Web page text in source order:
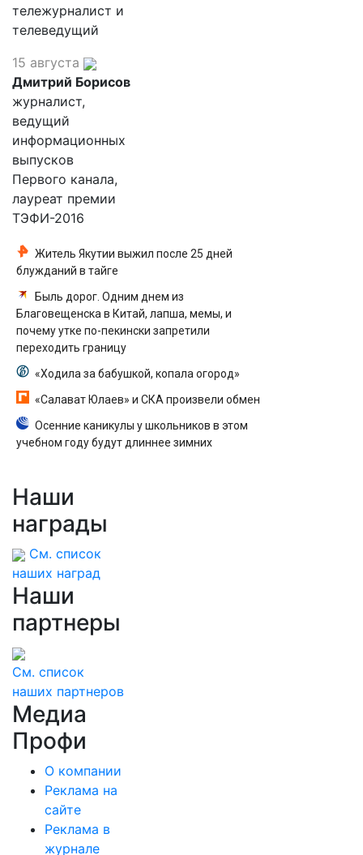
тележурналист и
телеведущий
15 августа
Дмитрий Борисов
журналист,
ведущий
информационных
выпусков
Первого канала,
лауреат премии
ТЭФИ-2016
Житель Якутии выжил после 25 дней
блужданий в тайге
Быль дорог. Одним днем из
Благовещенска в Китай, лапша, мемы, и
почему утке по-пекински запретили
переходить границу
«Ходила за бабушкой, копала огород»
«Салават Юлаев» и СКА произвели обмен
Осенние каникулы у школьников в этом
учебном году будут длиннее зимних
Наши
награды
См. список
наших наград
Наши
партнеры
См. список
наших партнеров
Медиа
Профи
О компании
Реклама на
сайте
Реклама в
журнале